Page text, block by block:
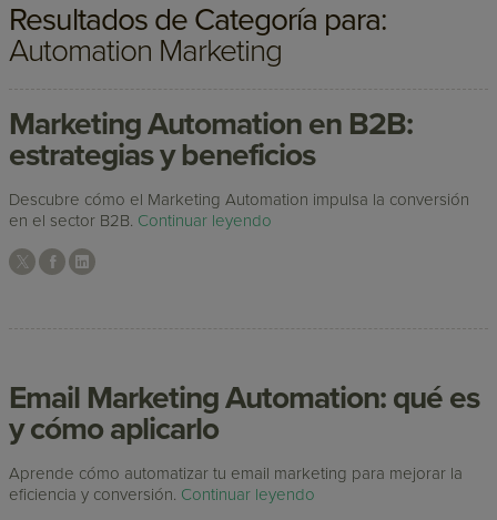
Resultados de Categoría para:
Automation Marketing
Marketing Automation en B2B:
estrategias y beneficios
Descubre cómo el Marketing Automation impulsa la conversión
en el sector B2B. Continuar leyendo
Email Marketing Automation: qué es
y cómo aplicarlo
Aprende cómo automatizar tu email marketing para mejorar la
eficiencia y conversión. Continuar leyendo